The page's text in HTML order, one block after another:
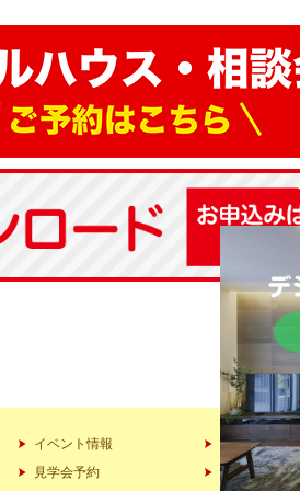
イベント情報
見学会予約
会社情報
スタッフ紹介